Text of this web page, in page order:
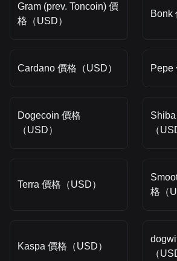
Gram (prev. Toncoin) 價
格（USD）
Bonk
Cardano 價格（USD） Pepe
Dogecoin 價格
（USD）
（
Terra 價格（USD）
格（
Kaspa 價格（USD）
（